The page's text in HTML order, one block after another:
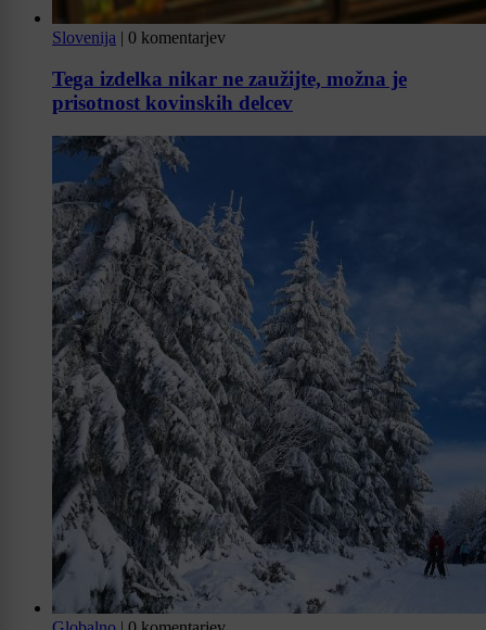
Slovenija | 0 komentarjev
Tega izdelka nikar ne zaužijte, možna je
prisotnost kovinskih delcev